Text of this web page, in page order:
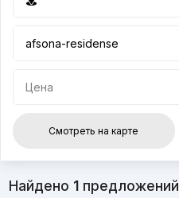
Цена
Смотреть на карте
Найдено 1предложений